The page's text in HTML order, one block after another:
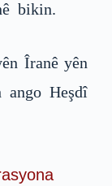
bikin.
Îranê yên
Heşdî